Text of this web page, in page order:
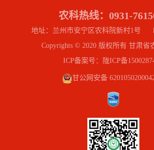
农科热线：0931-
地址：兰州市安宁区农科院新村1号
Copyrights © 2020 版权所有 甘肃省
ICP备案号：陇ICP备
甘公网安备